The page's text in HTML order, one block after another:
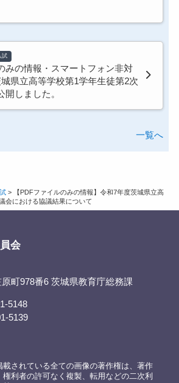
試
みの情報・スマートフォン非対
県立高等学校第1学年生徒第2次
しました。
一覧へ
>
【PDFファイルのみの情報】令和7年度茨城県立高
会における協議結果について
会
町978番6 茨城県教育庁総務課
5148
5139
載されている全ての画像の著作権は、著作
利者の許可なく複製、転用などの二次利